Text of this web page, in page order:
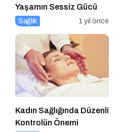
Yaşamın Sessiz Gücü
Sağlık 1 yıl önce
Kadın Sağlığında Düzenli
Kontrolün Önemi